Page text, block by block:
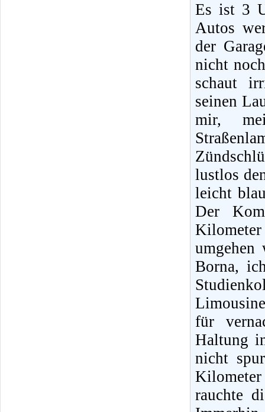
Es ist 3
Autos
der
nicht
schaut
seinen
mir,
lustlos
leicht
Der
Borna,
für
Haltung
nicht
Kilometer
rauchte